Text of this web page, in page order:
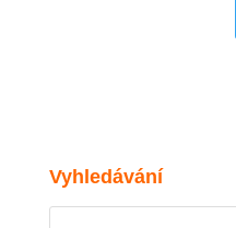
Vyhledávání